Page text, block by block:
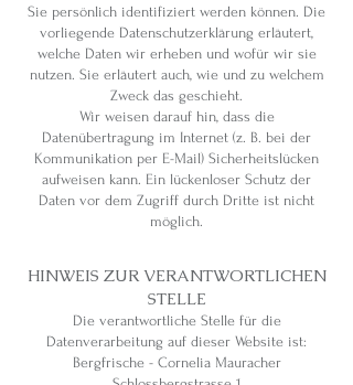
Sie persönlich identifiziert werden können. Die
vorliegende Datenschutzerklärung erläutert,
welche Daten wir erheben und wofür wir sie
nutzen. Sie erläutert auch, wie und zu welchem
Zweck das geschieht.
Wir weisen darauf hin, dass die
Datenübertragung im Internet (z. B. bei der
Kommunikation per E-Mail) Sicherheitslücken
aufweisen kann. Ein lückenloser Schutz der
Daten vor dem Zugriff durch Dritte ist nicht
möglich.
HINWEIS ZUR VERANTWORTLICHEN
STELLE
Die verantwortliche Stelle für die
Datenverarbeitung auf dieser Website ist:
Bergfrische - Cornelia Mauracher